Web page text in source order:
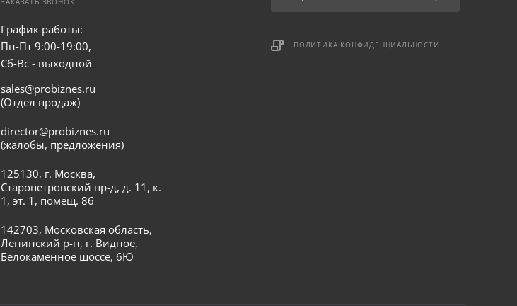
График работы:
Пн-Пт 9:00-19:00,
Сб-Вс - выходной
sales@probiznes.ru
(Отдел продаж)
director@probiznes.ru
(жалобы, предложения)
125130, г. Москва,
Старопетровский пр-д, д. 11, к.
1, эт. 1, помещ. 86
142703, Московская область,
Ленинский р-н, г. Видное,
Белокаменное шоссе, 6Ю
ПОЛИТИКА КОНФИДЕНЦИАЛЬНОСТИ